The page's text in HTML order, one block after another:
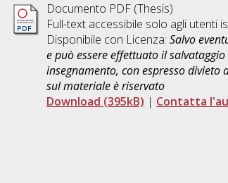
Documento PDF (Thesis)
Full-text accessibile solo agli utenti
Disponibile con Licenza: Salvo
e può essere effettuato il
insegnamento, con espresso
sul materiale è riservato
Download (395kB) | Contatta